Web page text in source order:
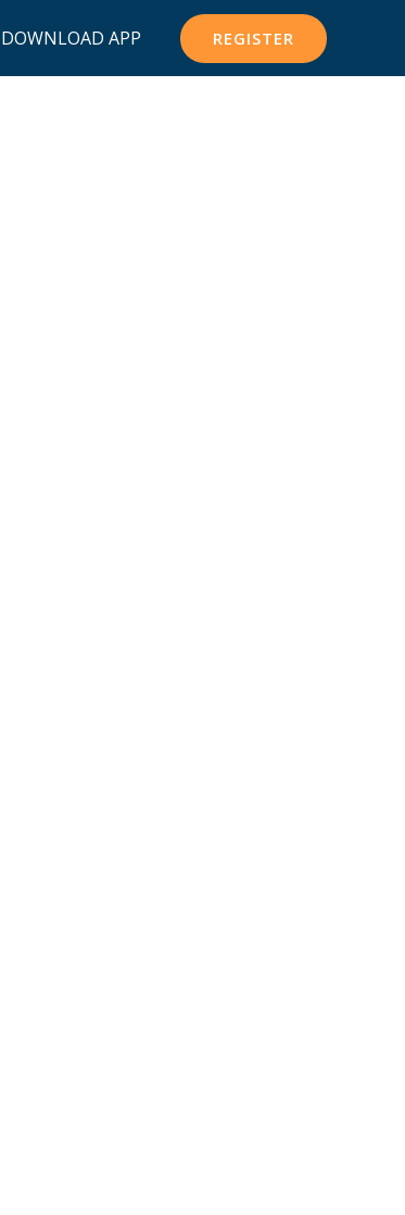
DOWNLOAD APP REGISTER